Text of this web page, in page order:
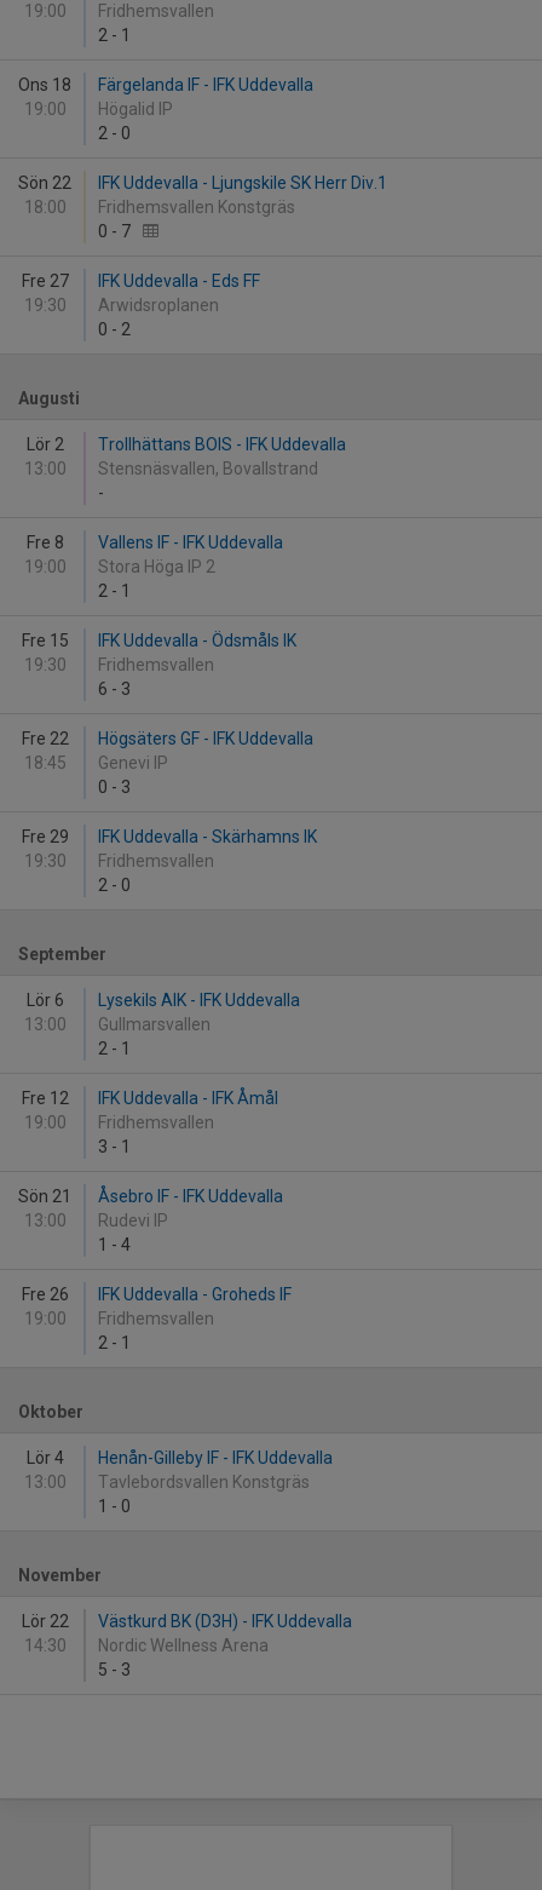
19:00
Fridhemsvallen
2 - 1
Ons 18
19:00
Färgelanda IF - IFK Uddevalla
Högalid IP
2 - 0
Sön 22
18:00
IFK Uddevalla - Ljungskile SK Herr Div.1
Fridhemsvallen Konstgräs
0 - 7
Fre 27
19:30
IFK Uddevalla - Eds FF
Arwidsroplanen
0 - 2
Augusti
Lör 2
13:00
Trollhättans BOIS - IFK Uddevalla
Stensnäsvallen, Bovallstrand
-
Fre 8
19:00
Vallens IF - IFK Uddevalla
Stora Höga IP 2
2 - 1
Fre 15
19:30
IFK Uddevalla - Ödsmåls IK
Fridhemsvallen
6 - 3
Fre 22
18:45
Högsäters GF - IFK Uddevalla
Genevi IP
0 - 3
Fre 29
19:30
IFK Uddevalla - Skärhamns IK
Fridhemsvallen
2 - 0
September
Lör 6
13:00
Lysekils AIK - IFK Uddevalla
Gullmarsvallen
2 - 1
Fre 12
19:00
IFK Uddevalla - IFK Åmål
Fridhemsvallen
3 - 1
Sön 21
13:00
Åsebro IF - IFK Uddevalla
Rudevi IP
1 - 4
Fre 26
19:00
IFK Uddevalla - Groheds IF
Fridhemsvallen
2 - 1
Oktober
Lör 4
13:00
Henån-Gilleby IF - IFK Uddevalla
Tavlebordsvallen Konstgräs
1 - 0
November
Lör 22
14:30
Västkurd BK (D3H) - IFK Uddevalla
Nordic Wellness Arena
5 - 3